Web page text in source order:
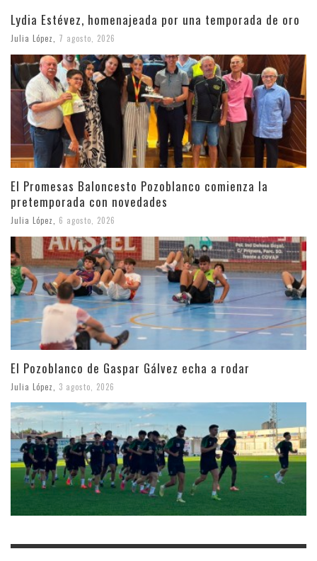
Lydia Estévez, homenajeada por una temporada de oro
Julia López 7 agosto, 2026
El Promesas Baloncesto Pozoblanco comienza la
pretemporada con novedades
Julia López 6 agosto, 2026
El Pozoblanco de Gaspar Gálvez echa a rodar
Julia López 3 agosto, 2026